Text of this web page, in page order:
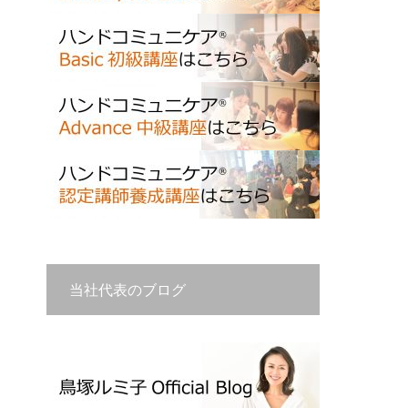
当社代表のブログ